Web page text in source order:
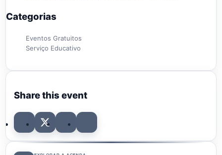
Categorias
Eventos Gratuitos
Serviço Educativo
Share this event